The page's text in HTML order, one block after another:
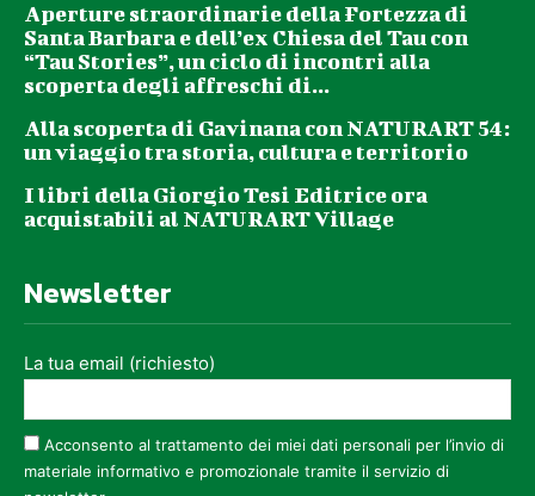
Aperture straordinarie della Fortezza di
Santa Barbara e dell’ex Chiesa del Tau con
“Tau Stories”, un ciclo di incontri alla
scoperta degli affreschi di...
Alla scoperta di Gavinana con NATURART 54:
un viaggio tra storia, cultura e territorio
I libri della Giorgio Tesi Editrice ora
acquistabili al NATURART Village
Newsletter
La tua email (richiesto)
Acconsento al trattamento dei miei dati personali per l’invio di
materiale informativo e promozionale tramite il servizio di